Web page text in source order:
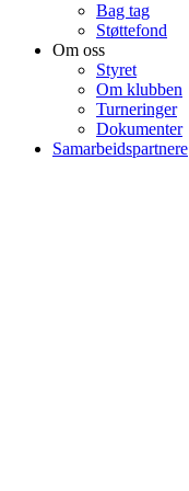
Bag tag
Støttefond
Om oss
Styret
Om klubben
Turneringer
Dokumenter
Samarbeidspartnere